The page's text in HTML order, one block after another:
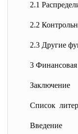
2.1
2.2
2.3 Другие
3
Заключение
Список
Введение